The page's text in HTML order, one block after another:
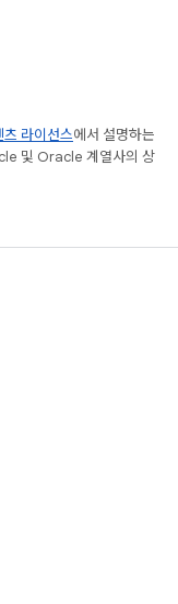
츠 라이선스에서 설명하는
및 Oracle 계열사의 상